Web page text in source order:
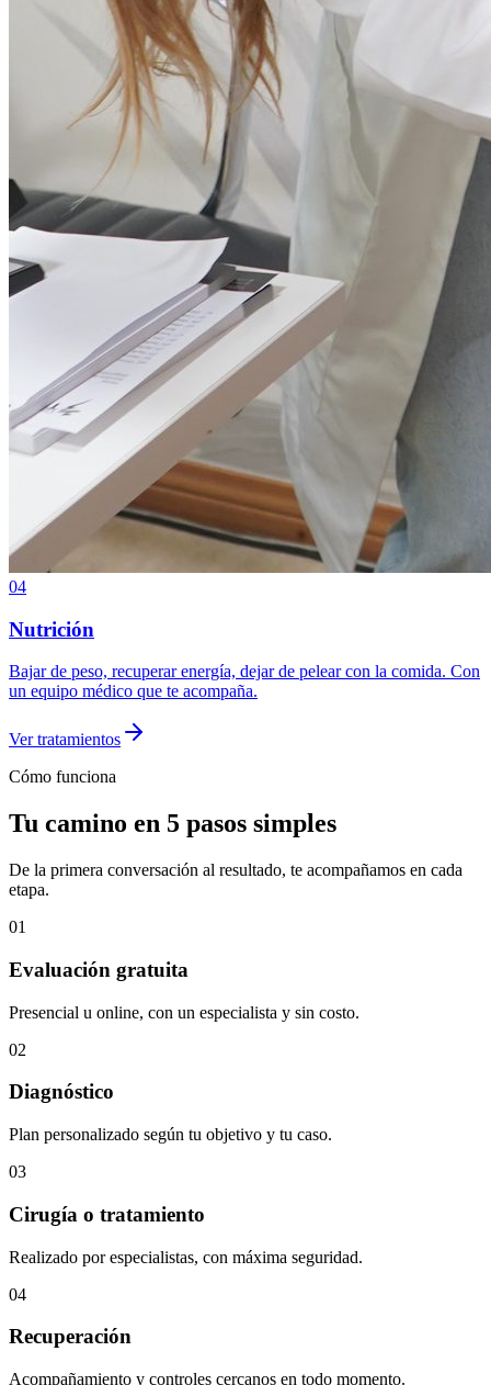
04
Nutrición
Bajar de peso, recuperar energía, dejar de pelear con la comida. Con
un equipo médico que te acompaña.
Ver tratamientos
Cómo funciona
Tu camino en 5 pasos simples
De la primera conversación al resultado, te acompañamos en cada
etapa.
01
Evaluación gratuita
Presencial u online, con un especialista y sin costo.
02
Diagnóstico
Plan personalizado según tu objetivo y tu caso.
03
Cirugía o tratamiento
Realizado por especialistas, con máxima seguridad.
04
Recuperación
Acompañamiento y controles cercanos en todo momento.